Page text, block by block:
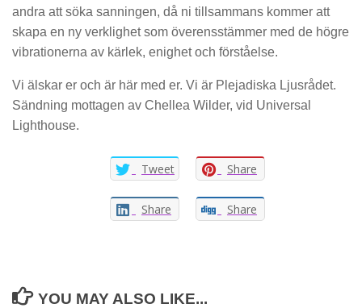
andra att söka sanningen, då ni tillsammans kommer att
skapa en ny verklighet som överensstämmer med de högre
vibrationerna av kärlek, enighet och förståelse.
Vi älskar er och är här med er. Vi är Plejadiska Ljusrådet.
Sändning mottagen av Chellea Wilder, vid Universal
Lighthouse.
Tweet Share
Share Share
YOU MAY ALSO LIKE...